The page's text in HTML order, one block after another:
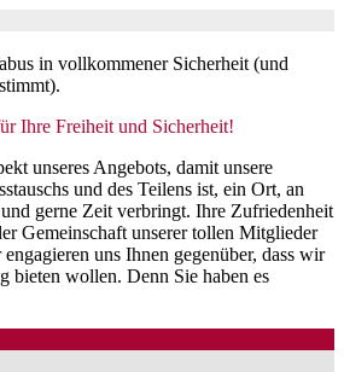
in vollkommener Sicherheit (und
Ihre Freiheit und Sicherheit!
unseres Angebots, damit unsere
und des Teilens ist, ein Ort, an
gerne Zeit verbringt. Ihre Zufriedenheit
Gemeinschaft unserer tollen Mitglieder
uns Ihnen gegenüber, dass wir
bieten wollen. Denn Sie haben es